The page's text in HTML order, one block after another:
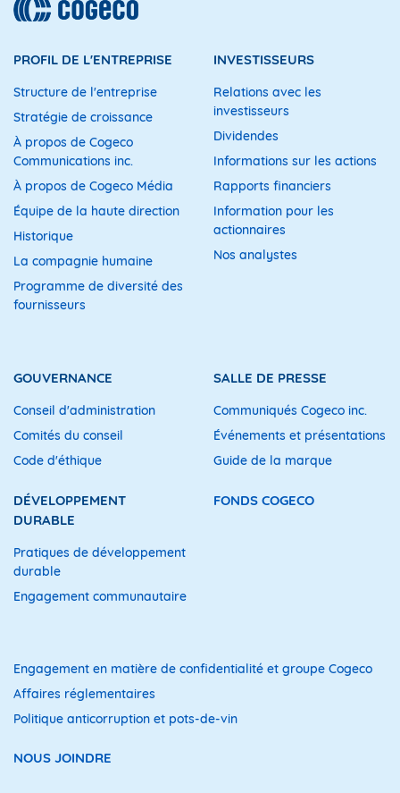
PROFIL DE L'ENTREPRISE
Structure de l'entreprise
Stratégie de croissance
À propos de Cogeco
Communications inc.
À propos de Cogeco Média
Équipe de la haute direction
Historique
La compagnie humaine
Programme de diversité des
fournisseurs
INVESTISSEURS
Relations avec les
investisseurs
Dividendes
Informations sur les actions
Rapports financiers
Information pour les
actionnaires
Nos analystes
GOUVERNANCE
Conseil d'administration
Comités du conseil
Code d'éthique
DÉVELOPPEMENT
DURABLE
Pratiques de développement
durable
Engagement communautaire
SALLE DE PRESSE
Communiqués Cogeco inc.
Événements et présentations
Guide de la marque
FONDS COGECO
Engagement en matière de confidentialité et groupe Cogeco
Affaires réglementaires
Politique anticorruption et pots-de-vin
NOUS JOINDRE